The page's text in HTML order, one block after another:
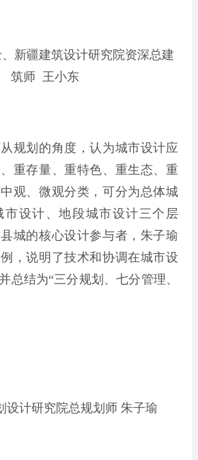
新疆建筑设计研究院资深总建
筑师 王小东
规划的角度，认为城市设计应
重存量、重特色、重生态、重
观、微观分类，可分为总体城
市设计、地段城市设计三个层
城的核心设计参与者，朱子瑜
，说明了技术和协调在城市设
总结为“三分规划、七分管理、
设计研究院总规划师 朱子瑜